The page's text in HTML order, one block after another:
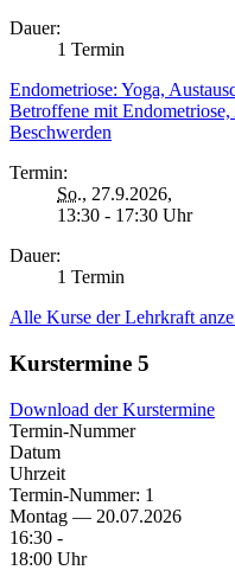
Dauer:
1 Termin
Endometriose: Yoga,
Betroffene mit
Beschwerden
Termin:
So., 27.9.2026,
13:30 - 17:30 Uhr
Dauer:
1 Termin
Alle Kurse der Lehrkraft
Kurstermine 5
Download der Kurstermine
Termin-Nummer
Datum
Uhrzeit
Termin-Nummer: 1
Montag — 20.07.2026
16:30 -
18:00 Uhr